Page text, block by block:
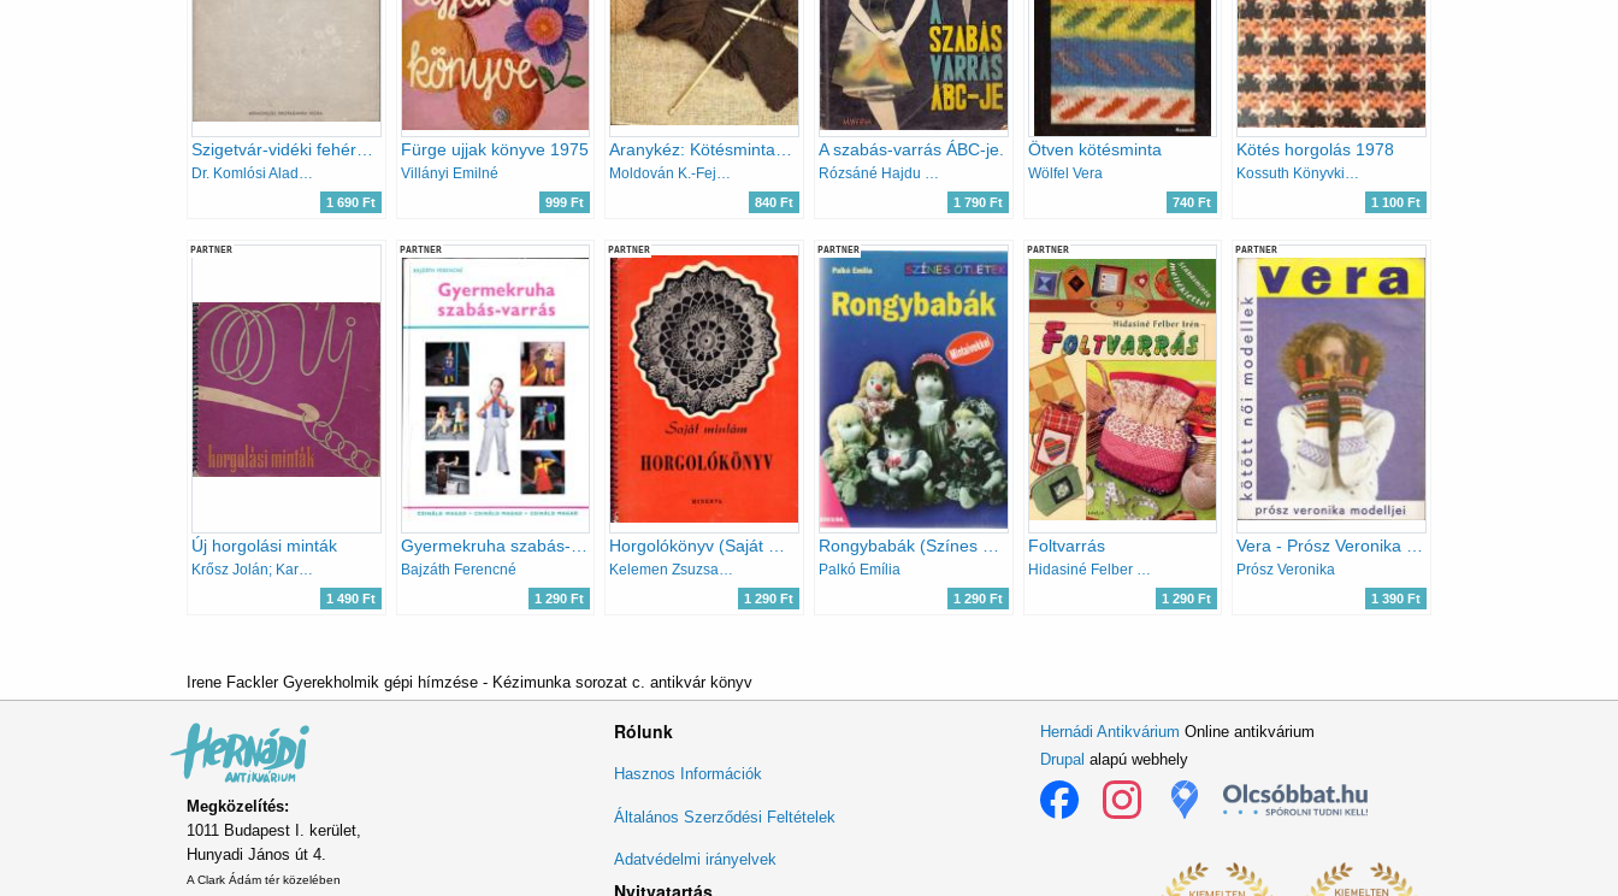
1 690 Ft
Fürge ujjak könyve 1975
Villányi Emilné
999 Ft 840 Ft
A szabás-varrás ÁBC-je.
1 790 Ft
Ötven kötésminta
Wölfel Vera
740 Ft
Kötés horgolás 1978
1 100 Ft
PARTNER
Új horgolási minták
Krősz Jolán; Karalyos Margit
1 490 Ft
PARTNER
Gyermekruha szabás-varrás (Csináld Magad)
Bajzáth Ferencné
1 290 Ft
PARTNER
Horgolókönyv (Saját mintám)
Kelemen Zsuzsa (szerk)
1 290 Ft
PARTNER
Rongybabák (Színes ötletek 66.)
Palkó Emília
1 290 Ft
PARTNER
Foltvarrás
Hidasiné Felber Irén
1 290 Ft
PARTNER
Vera - Prósz Veronika modelljei (kötött női modellek)
Prósz Veronika
1 390 Ft
Irene Fackler Gyerekholmik gépi hímzése - Kézimunka sorozat c. antikvár könyv
Megközelítés:
1011 Budapest I. kerület,
Hunyadi János út 4.
A Clark Ádám tér közelében
Rólunk
Lábléc
menü
Hasznos Információk
Általános Szerződési Feltételek
Adatvédelmi irányelvek
Hernádi Antikvárium Online antikvárium
Drupal alapú webhely